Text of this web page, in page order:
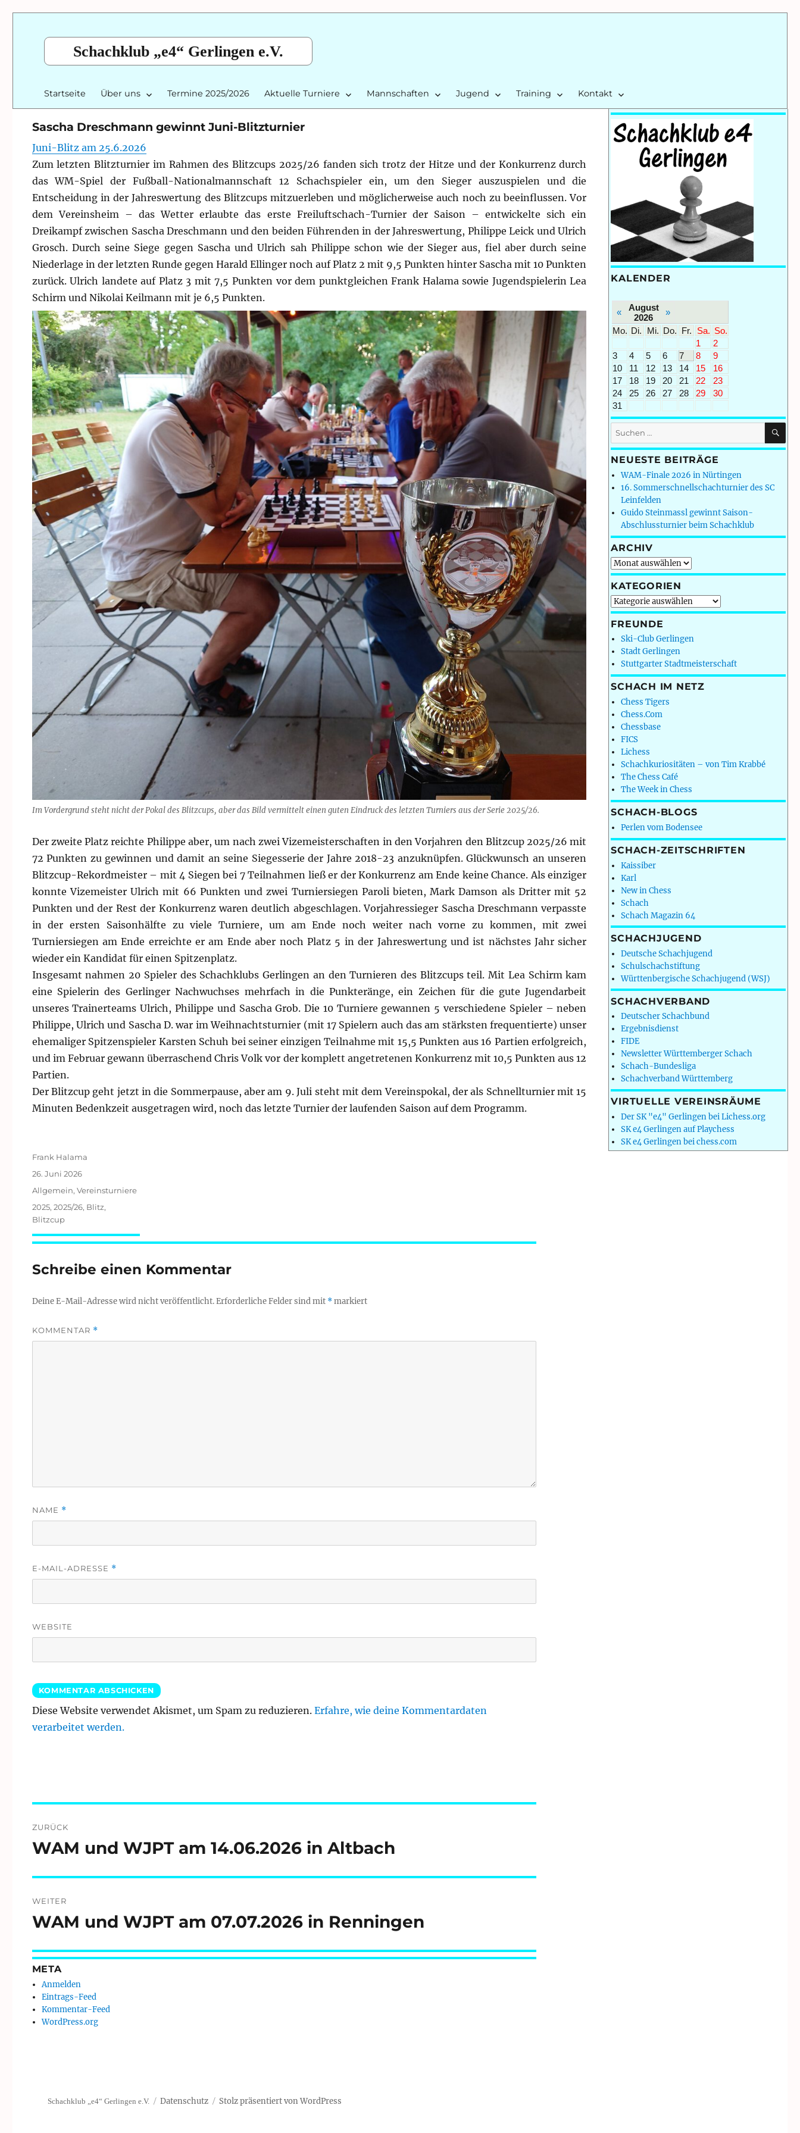
Schachklub „e4“ Gerlingen e.V.
Startseite Über uns Termine 2025/2026 Aktuelle Turniere Mannschaften Jugend Training Kontakt
Sascha Dreschmann gewinnt Juni-Blitzturnier
Juni-Blitz am 25.6.2026
Zum letzten Blitzturnier im Rahmen des Blitzcups 2025/26 fanden sich trotz der Hitze und der Konkurrenz durch
das WM-Spiel der Fußball-Nationalmannschaft 12 Schachspieler ein, um den Sieger auszuspielen und die
Entscheidung in der Jahreswertung des Blitzcups mitzuerleben und möglicherweise auch noch zu beeinflussen. Vor
dem Vereinsheim – das Wetter erlaubte das erste Freiluftschach-Turnier der Saison – entwickelte sich ein
Dreikampf zwischen Sascha Dreschmann und den beiden Führenden in der Jahreswertung, Philippe Leick und Ulrich
Grosch. Durch seine Siege gegen Sascha und Ulrich sah Philippe schon wie der Sieger aus, fiel aber durch seine
Niederlage in der letzten Runde gegen Harald Ellinger noch auf Platz 2 mit 9,5 Punkten hinter Sascha mit 10 Punkten
zurück. Ulrich landete auf Platz 3 mit 7,5 Punkten vor dem punktgleichen Frank Halama sowie Jugendspielerin Lea
Schirm und Nikolai Keilmann mit je 6,5 Punkten.
Im Vordergrund steht nicht der Pokal des Blitzcups, aber das Bild vermittelt einen guten Eindruck des letzten Turniers aus der Serie 2025/26.
Der zweite Platz reichte Philippe aber, um nach zwei Vizemeisterschaften in den Vorjahren den Blitzcup 2025/26 mit
72 Punkten zu gewinnen und damit an seine Siegesserie der Jahre 2018-23 anzuknüpfen. Glückwunsch an unseren
Blitzcup-Rekordmeister – mit 4 Siegen bei 7 Teilnahmen ließ er der Konkurrenz am Ende keine Chance. Als einziger
konnte Vizemeister Ulrich mit 66 Punkten und zwei Turniersiegen Paroli bieten, Mark Damson als Dritter mit 52
Punkten und der Rest der Konkurrenz waren deutlich abgeschlagen. Vorjahressieger Sascha Dreschmann verpasste
in der ersten Saisonhälfte zu viele Turniere, um am Ende noch weiter nach vorne zu kommen, mit zwei
Turniersiegen am Ende erreichte er am Ende aber noch Platz 5 in der Jahreswertung und ist nächstes Jahr sicher
wieder ein Kandidat für einen Spitzenplatz.
Insgesamt nahmen 20 Spieler des Schachklubs Gerlingen an den Turnieren des Blitzcups teil. Mit Lea Schirm kam
eine Spielerin des Gerlinger Nachwuchses mehrfach in die Punkteränge, ein Zeichen für die gute Jugendarbeit
unseres Trainerteams Ulrich, Philippe und Sascha Grob. Die 10 Turniere gewannen 5 verschiedene Spieler – neben
Philippe, Ulrich und Sascha D. war im Weihnachtsturnier (mit 17 Spielern auch das am stärksten frequentierte) unser
ehemaliger Spitzenspieler Karsten Schuh bei seiner einzigen Teilnahme mit 15,5 Punkten aus 16 Partien erfolgreich,
und im Februar gewann überraschend Chris Volk vor der komplett angetretenen Konkurrenz mit 10,5 Punkten aus 12
Partien.
Der Blitzcup geht jetzt in die Sommerpause, aber am 9. Juli steht mit dem Vereinspokal, der als Schnellturnier mit 15
Minuten Bedenkzeit ausgetragen wird, noch das letzte Turnier der laufenden Saison auf dem Programm.
Autor
Frank Halama
Veröffentlicht
am
26. Juni 2026
Kategorien
Allgemein, Vereinsturniere
Schlagwörter
2025, 2025/26, Blitz,
Blitzcup
Schreibe einen Kommentar
Deine E-Mail-Adresse wird nicht veröffentlicht. Erforderliche Felder sind mit *markiert
KOMMENTAR *
NAME *
E-MAIL-ADRESSE *
WEBSITE
Diese Website verwendet Akismet, um Spam zu reduzieren. Erfahre, wie deine Kommentardaten
verarbeitet werden.
ZURÜCK
Vorheriger
WAM und WJPT am 14.06.2026 in Altbach
WEITER
Nächster
WAM und WJPT am 07.07.2026 in Renningen
META
Anmelden
Eintrags-Feed
Kommentar-Feed
WordPress.org
KALENDER
«
August
2026
»
Mo. Di. Mi. Do. Fr. Sa. So.
1
2
3
4 5 6 7 8
9
10
11 12 13 14 15
16
17
18 19 20 21 22
23
24
25 26 27 28 29
30
31
Suchen
nach:
NEUESTE BEITRÄGE
WAM-Finale 2026 in Nürtingen
16. Sommerschnellschachturnier des SC
Leinfelden
Guido Steinmassl gewinnt Saison-
Abschlussturnier beim Schachklub
ARCHIV
Archiv
KATEGORIEN
Kategorien
FREUNDE
Ski-Club Gerlingen
Stadt Gerlingen
Stuttgarter Stadtmeisterschaft
SCHACH IM NETZ
Chess Tigers
Chess.Com
Chessbase
FICS
Lichess
Schachkuriositäten – von Tim Krabbé
The Chess Café
The Week in Chess
SCHACH-BLOGS
Perlen vom Bodensee
SCHACH-ZEITSCHRIFTEN
Kaissiber
Karl
New in Chess
Schach
Schach Magazin 64
SCHACHJUGEND
Deutsche Schachjugend
Schulschachstiftung
Württenbergische Schachjugend (WSJ)
SCHACHVERBAND
Deutscher Schachbund
Ergebnisdienst
FIDE
Newsletter Württemberger Schach
Schach-Bundesliga
Schachverband Württemberg
VIRTUELLE VEREINSRÄUME
Der SK "e4" Gerlingen bei Lichess.org
SK e4 Gerlingen auf Playchess
SK e4 Gerlingen bei chess.com
Schachklub „e4“ Gerlingen e.V. Datenschutz Stolz präsentiert von WordPress